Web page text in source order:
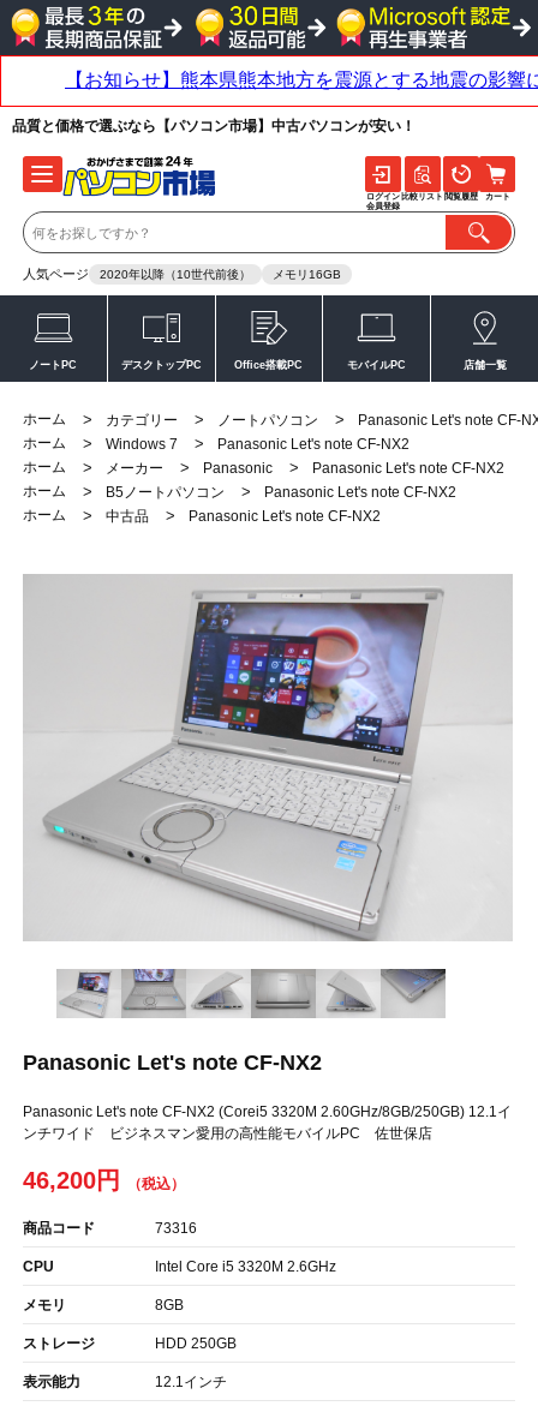
品質と価格で選ぶなら【パソコン市場】中古パソコンが安い！
人気ページ 2020年以降（10世代前後） メモリ16GB
ログイン
会員登録
比較リスト 閲覧履歴 カート
ノートPC デスクトップPC Office搭載PC モバイルPC 店舗一覧
ホーム > カテゴリー > ノートパソコン >
Panasonic Let's note CF-
ホーム
> Windows 7 >
Panasonic Let's note CF-NX2
ホーム
> メーカー > Panasonic >
Panasonic Let's note CF-NX2
ホーム
> B5ノートパソコン >
Panasonic Let's note CF-NX2
ホーム
> 中古品 > Panasonic Let's note CF-NX2
Panasonic Let's note CF-NX2
Panasonic Let's note CF-NX2 (Corei5 3320M 2.60GHz/8GB/250GB) 12.1イ
ンチワイド ビジネスマン愛用の高性能モバイルPC 佐世保店
46,200円
商品コード 73316
CPU Intel Core i5 3320M 2.6GHz
メモリ 8GB
ストレージ HDD 250GB
表示能力 12.1インチ